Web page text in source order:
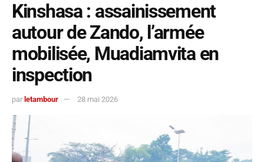
Kinshasa : assainissement
autour de Zando, l’armée
mobilisée, Muadiamvita en
inspection
par letambour 28 mai 2026